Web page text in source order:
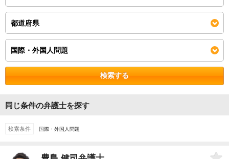
検索する
同じ条件の弁護士を探す
検索条件 国際・外国人問題